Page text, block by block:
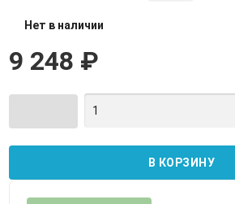
Нет в наличии
9 248 ₽